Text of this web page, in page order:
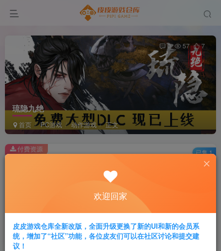
琉隐九绝
首页 PC游戏 动作游戏 正文
0 57 7
此内容为付费资源，请付费后查看
2积分
黄金会员免费 超级会员免费
登录购买
付费资源 已售 1
欢迎回家
皮皮游戏仓库全新改版，全面升级更换了新的UI和新的会员系
统，增加了“社区”功能，各位皮友们可以在社区讨论和提交建
议！